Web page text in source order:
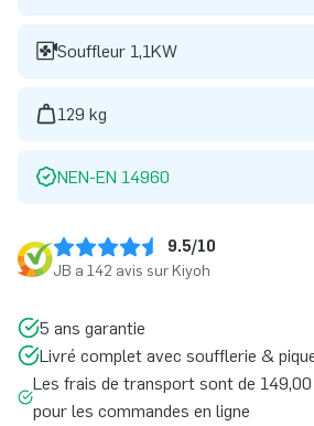
Souffleur 1,1KW
129 kg
NEN-EN 14960
9.5/10
JB a 142 avis sur Kiyoh
5 ans garantie
Livré complet avec soufflerie &
Les frais de transport sont de
pour les commandes en ligne